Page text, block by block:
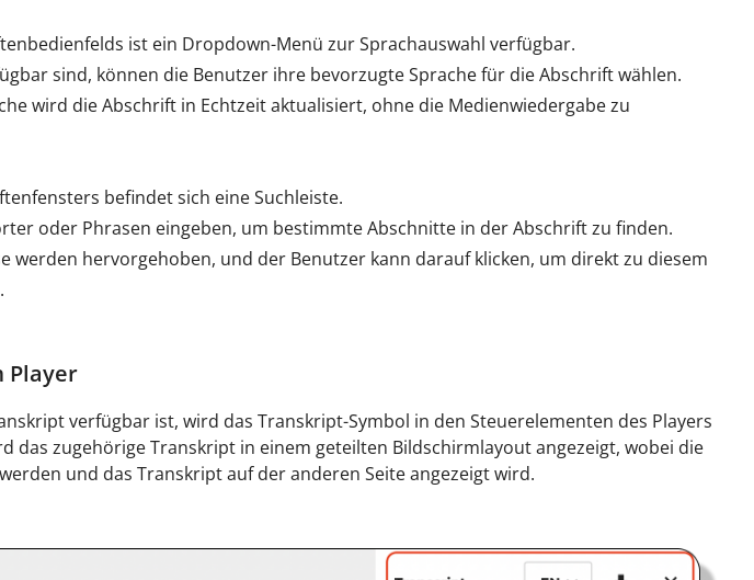
ist ein Dropdown-Menü zur Sprachauswahl verfügbar.
sind, können die Benutzer ihre bevorzugte Sprache für die Abschrift wählen.
wird die Abschrift in Echtzeit aktualisiert, ohne die Medienwiedergabe zu
befindet sich eine Suchleiste.
oder Phrasen eingeben, um bestimmte Abschnitte in der Abschrift zu finden.
werden hervorgehoben, und der Benutzer kann darauf klicken, um direkt zu diesem
Player
verfügbar ist, wird das Transkript-Symbol in den Steuerelementen des Players
das zugehörige Transkript in einem geteilten Bildschirmlayout angezeigt, wobei die
und das Transkript auf der anderen Seite angezeigt wird.